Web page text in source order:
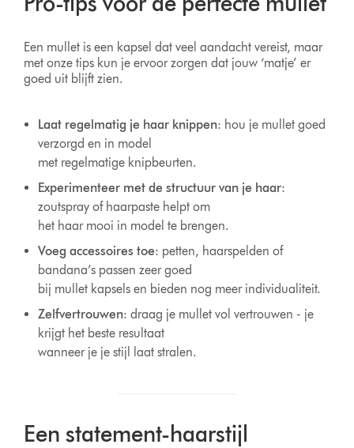
Een mullet is een kapsel dat veel aandacht vereist, maar
met onze tips kun je ervoor zorgen dat jouw ‘matje’ er
goed uit blijft zien.
Laat regelmatig je haar knippen: hou je mullet goed
verzorgd en in model
met regelmatige knipbeurten.
Experimenteer met de structuur van je haar:
zoutspray of haarpaste helpt om
het haar mooi in model te brengen.
Voeg accessoires toe: petten, haarspelden of
bandana’s passen zeer goed
bij mullet kapsels en bieden nog meer individualiteit.
Zelfvertrouwen: draag je mullet vol vertrouwen - je
krijgt het beste resultaat
wanneer je je stijl laat stralen.
Een statement-haarstijl